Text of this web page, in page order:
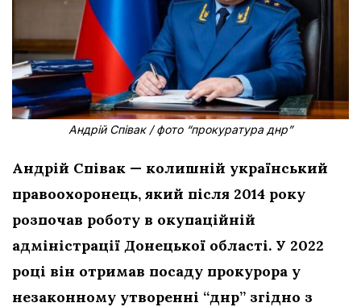
Андрій Співак / фото “прокуратура днр”
Андрій Співак — колишній український
правоохоронець, який після 2014 року
розпочав роботу в окупаційній
адміністрації Донецької області. У 2022
році він отримав посаду прокурора у
незаконному утворенні “днр” згідно з